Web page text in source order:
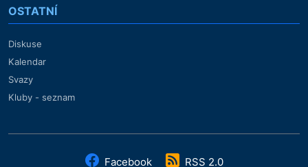
OSTATNÍ
Diskuse
Kalendar
Svazy
Kluby - seznam
Facebook RSS 2.0